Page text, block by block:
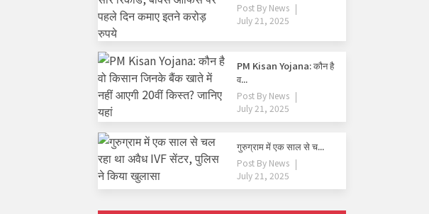
Post By News
July 21, 2025
PM Kisan Yojana: कौन है
व...
Post By News
July 21, 2025
गुरुग्राम में एक साल से च...
Post By News
July 21, 2025